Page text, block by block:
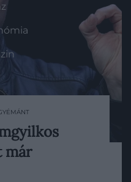
a Neuralink
most
már